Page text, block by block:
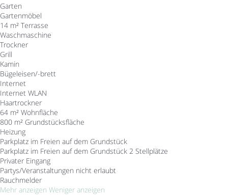
Garten
Gartenmöbel
14 m² Terrasse
Waschmaschine
Trockner
Grill
Kamin
Bügeleisen/-brett
Internet
Internet WLAN
Haartrockner
64 m² Wohnfläche
800 m² Grundstücksfläche
Heizung
Parkplatz im Freien auf dem Grundstück
Parkplatz im Freien auf dem Grundstück 2 Stellplätze
Privater Eingang
Partys/Veranstaltungen nicht erlaubt
Rauchmelder
Mehr anzeigen Weniger anzeigen